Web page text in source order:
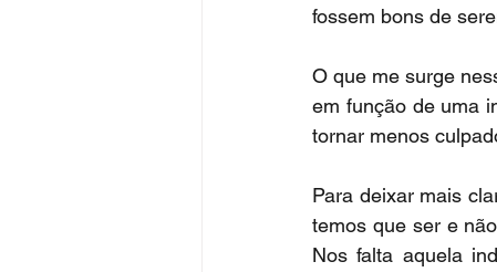
fossem bons de
O que me surge
em função de uma
tornar menos
Para deixar mais
temos que ser e
Nos falta aquela